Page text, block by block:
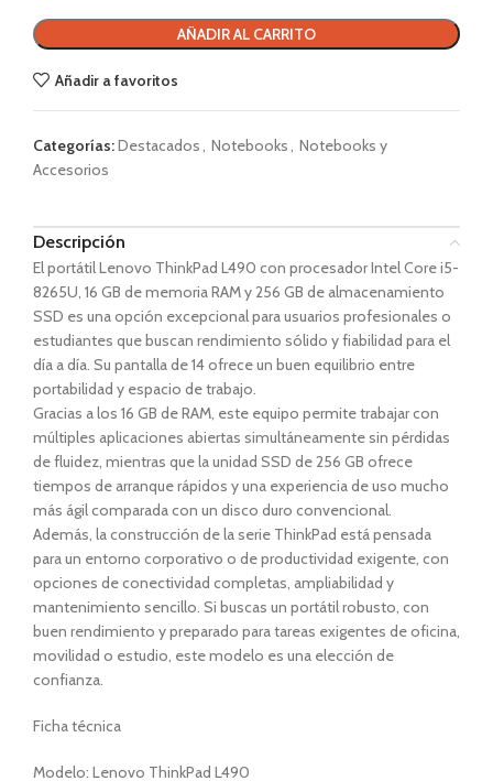
AÑADIR AL CARRITO
Añadir a favoritos
Categorías:Destacados, Notebooks, Notebooks y
Accesorios
Descripción
El portátil Lenovo ThinkPad L490 con procesador Intel Core i5-
8265U, 16 GB de memoria RAM y 256 GB de almacenamiento
SSD es una opción excepcional para usuarios profesionales o
estudiantes que buscan rendimiento sólido y fiabilidad para el
día a día. Su pantalla de 14 ofrece un buen equilibrio entre
portabilidad y espacio de trabajo.
Gracias a los 16 GB de RAM, este equipo permite trabajar con
múltiples aplicaciones abiertas simultáneamente sin pérdidas
de fluidez, mientras que la unidad SSD de 256 GB ofrece
tiempos de arranque rápidos y una experiencia de uso mucho
más ágil comparada con un disco duro convencional.
Además, la construcción de la serie ThinkPad está pensada
para un entorno corporativo o de productividad exigente, con
opciones de conectividad completas, ampliabilidad y
mantenimiento sencillo. Si buscas un portátil robusto, con
buen rendimiento y preparado para tareas exigentes de oficina,
movilidad o estudio, este modelo es una elección de
confianza.
Ficha técnica
Modelo: Lenovo ThinkPad L490